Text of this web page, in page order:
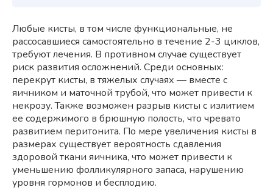
Любые кисты, в том числе функциональные, не
рассосавшиеся самостоятельно в течение 2-3 циклов,
требуют лечения. В противном случае существует
риск развития осложнений. Среди основных:
перекрут кисты, в тяжелых случаях — вместе с
яичником и маточной трубой, что может привести к
некрозу. Также возможен разрыв кисты с излитием
ее содержимого в брюшную полость, что чревато
развитием перитонита. По мере увеличения кисты в
размерах существует вероятность сдавления
здоровой ткани яичника, что может привести к
уменьшению фолликулярного запаса, нарушению
уровня гормонов и бесплодию.